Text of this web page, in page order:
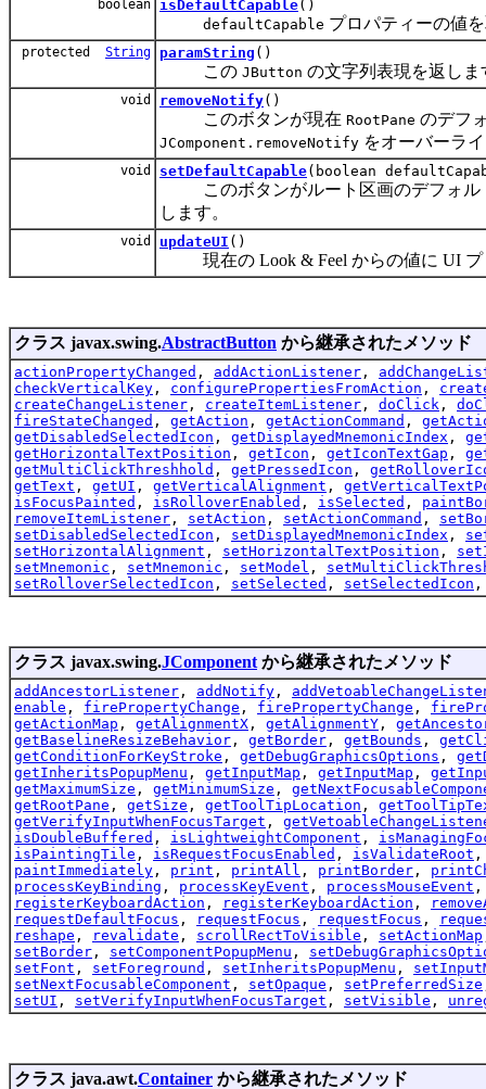
boolean isDefaultCapable()
defaultCapable プロパティーの値
protected String paramString ()
この JButton の文字列表現を返しま
void removeNotify()
このボタンが現在 RootPane のデフ
JComponent.removeNotify をオーバーラ
void setDefaultCapable(boolean
このボタンがルート区画のデフォル
します。
void updateUI ()
現在の Look & Feel からの値に UI プ
クラス javax.swing.AbstractButton から継承されたメソッド
actionPropertyChanged , addActionListener ,
checkVerticalKey , configurePropertiesFromAction ,
createChangeListener , createItemListener , doClick ,
fireStateChanged , getAction , getActionCommand ,
getDisabledSelectedIcon , getDisplayedMnemonicIndex ,
getHorizontalTextPosition , getIcon , getIconTextGap ,
getMultiClickThreshhold , getPressedIcon ,
getText , getUI , getVerticalAlignment ,
isFocusPainted , isRolloverEnabled , isSelected ,
removeItemListener , setAction , setActionCommand ,
setDisabledSelectedIcon , setDisplayedMnemonicIndex ,
setHorizontalAlignment , setHorizontalTextPosition ,
setMnemonic , setMnemonic , setModel ,
setRolloverSelectedIcon , setSelected , setSelectedIcon
クラス javax.swing.JComponent から継承されたメソッド
addAncestorListener , addNotify ,
enable , firePropertyChange , firePropertyChange ,
getActionMap , getAlignmentX , getAlignmentY ,
getBaselineResizeBehavior , getBorder , getBounds ,
getConditionForKeyStroke , getDebugGraphicsOptions ,
getInheritsPopupMenu , getInputMap , getInputMap ,
getMaximumSize , getMinimumSize ,
getRootPane , getSize , getToolTipLocation ,
getVerifyInputWhenFocusTarget ,
isDoubleBuffered , isLightweightComponent ,
isPaintingTile , isRequestFocusEnabled , isValidateRoot
paintImmediately , print , printAll , printBorder ,
processKeyBinding , processKeyEvent , processMouseEvent
registerKeyboardAction , registerKeyboardAction ,
requestDefaultFocus , requestFocus , requestFocus ,
reshape , revalidate , scrollRectToVisible , setActionMap
setBorder , setComponentPopupMenu ,
setFont , setForeground , setInheritsPopupMenu ,
setNextFocusableComponent , setOpaque , setPreferredSize
setUI , setVerifyInputWhenFocusTarget , setVisible ,
クラス java.awt.Container から継承されたメソッド